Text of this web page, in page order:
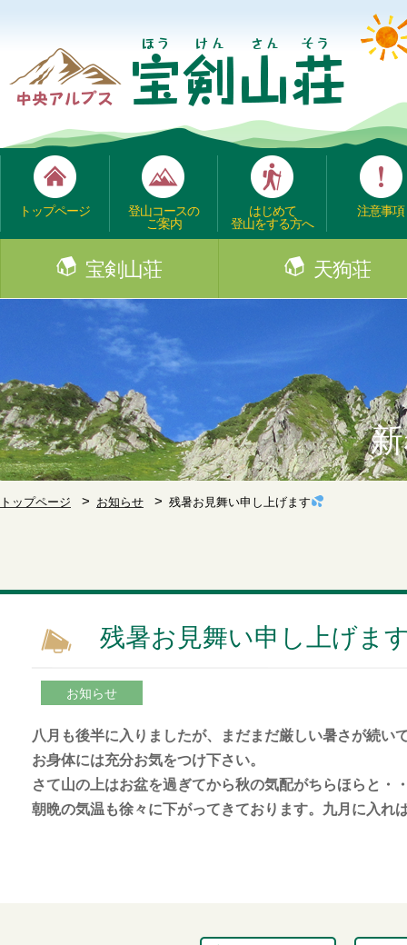
トップページ
登山コースの
ご案内
はじめて
登山をする方へ
注意事項
宝剣山荘 天狗荘
トップページ お知らせ 残暑お見舞い申し上げます
残暑お見舞い申し上げま
お知らせ
八月も後半に入りましたが、まだまだ厳しい暑さが続い
お身体には充分お気をつけ下さい。
さて山の上はお盆を過ぎてから秋の気配がちらほらと・
朝晩の気温も徐々に下がってきております。九月に入れ